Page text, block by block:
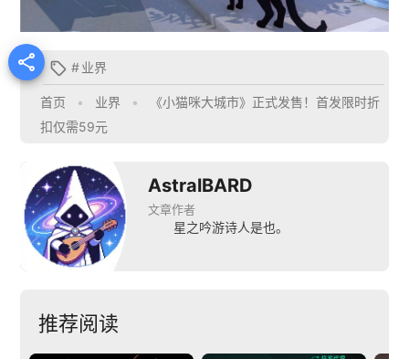
  #业界
首页 • 业界 •
《小猫咪大城市》正式发售！首发限时折
扣仅需59元
AstralBARD
文章作者
星之吟游诗人是也。
推荐阅读